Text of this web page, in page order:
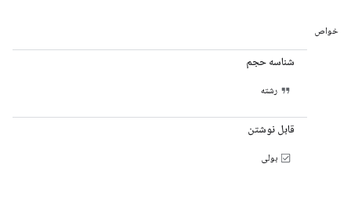
خواص
شناسه حجم
رشته
قابل نوشتن
بولی